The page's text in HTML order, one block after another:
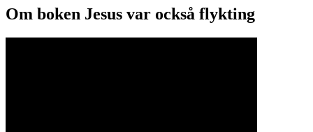
Om boken Jesus var också flykting